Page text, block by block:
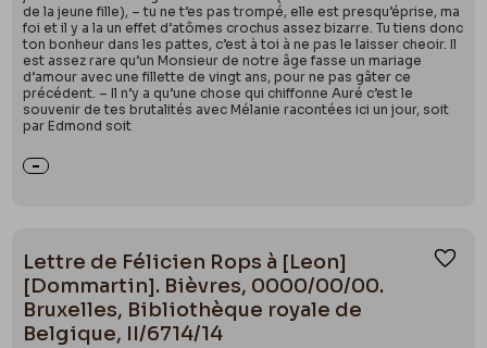
de la jeune fille), – tu ne t’es pas trompé, elle est presqu’éprise, ma
foi et il y a la un effet d’atômes crochus assez bizarre. Tu tiens donc
ton bonheur dans les pattes, c’est à toi à ne pas le laisser cheoir. Il
est assez rare qu’un Monsieur de notre âge fasse un mariage
d’amour avec une fillette de vingt ans, pour ne pas gâter ce
précédent. – Il n’y a qu’une chose qui chiffonne Auré c’est le
souvenir de tes brutalités avec Mélanie racontées ici un jour, soit
par Edmond soit
Lettre de Félicien Rops à [Leon]
[Dommartin]. Bièvres, 0000/00/00.
Bruxelles, Bibliothèque royale de
Belgique, II/6714/14